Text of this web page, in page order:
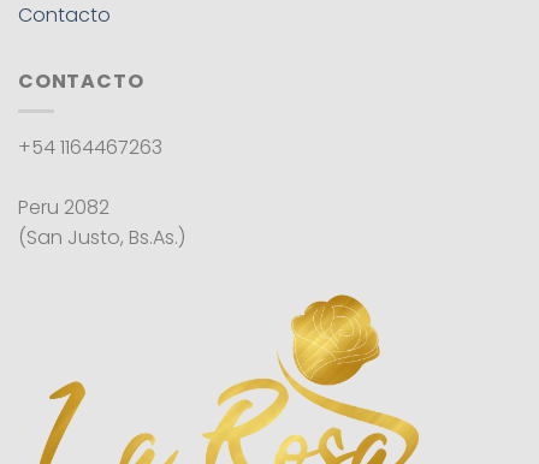
Contacto
CONTACTO
+54 1164467263
Peru 2082
(San Justo, Bs.As.)